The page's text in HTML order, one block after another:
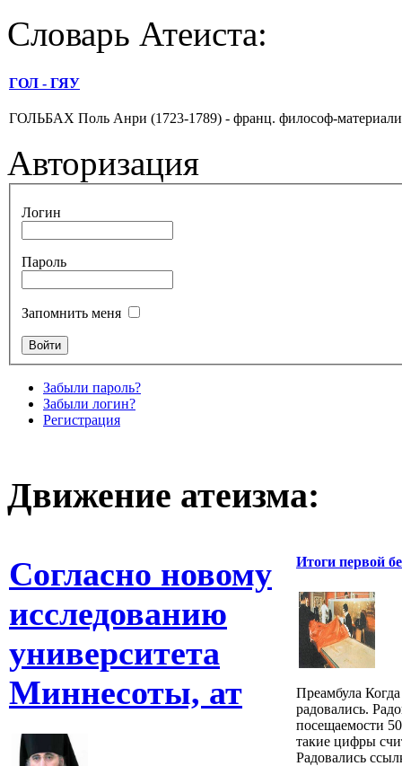
Словарь Атеиста:
ГОЛ - ГЯУ
ГОЛЬБАХ Поль Анри (1723-1789) - франц. философ-
Авторизация
Логин
Пароль
Запомнить меня
Забыли пароль?
Забыли логин?
Регистрация
Движение атеизма:
Согласно новому
исследованию
университета
Миннесоты, ат
Итоги первой
Преамбула
радовались.
посещаемости
такие цифры
Радовались